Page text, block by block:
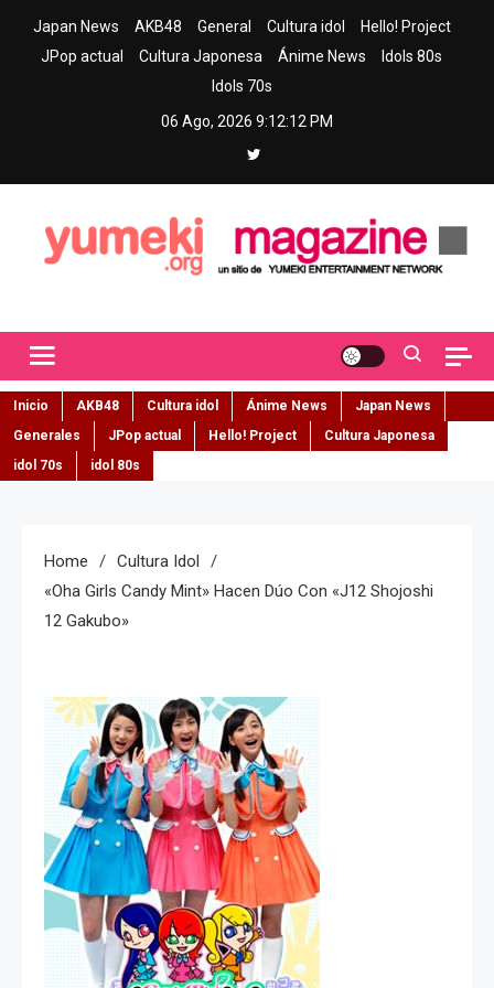
Japan News AKB48 General Cultura idol
Hello! Project
JPop actual
Cultura Japonesa Ánime News
Idols 80s
Idols 70s
06 Ago, 2026 9:12:13 PM
Inicio AKB48 Cultura idol Ánime News
Japan News
Generales
JPop actual Hello! Project
Cultura Japonesa
idol 70s
idol 80s
Home
Cultura Idol
«Oha Girls Candy Mint» Hacen Dúo Con «J12 Shojoshi
12 Gakubo»